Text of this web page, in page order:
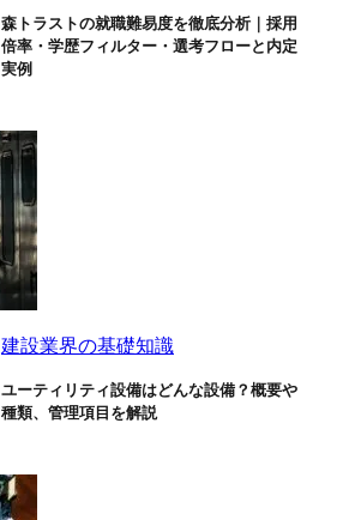
森トラストの就職難易度を徹底分析｜採用
倍率・学歴フィルター・選考フローと内定
実例
建設業界の基礎知識
ユーティリティ設備はどんな設備？概要や
種類、管理項目を解説